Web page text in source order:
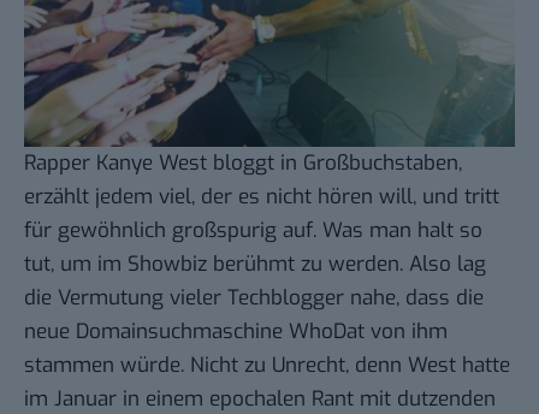
Rapper Kanye West bloggt in Großbuchstaben,
erzählt jedem viel, der es nicht hören will, und tritt
für gewöhnlich großspurig auf. Was man halt so
tut, um im Showbiz berühmt zu werden. Also lag
die Vermutung vieler Techblogger nahe, dass die
neue Domainsuchmaschine WhoDat von ihm
stammen würde. Nicht zu Unrecht, denn West hatte
im Januar in einem epochalen Rant mit dutzenden